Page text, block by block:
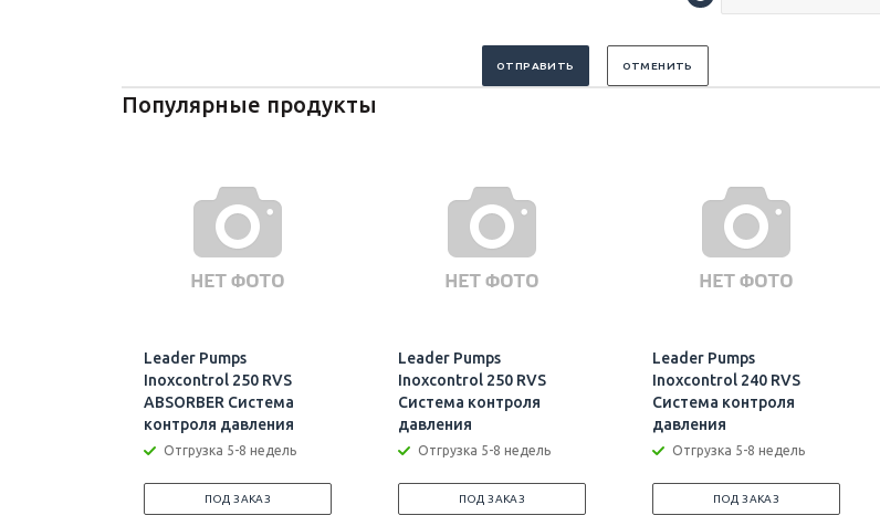
ОТПРАВИТЬ ОТМЕНИТЬ
Популярные продукты
Leader Pumps
Inoxcontrol 250 RVS
ABSORBER Система
контроля давления
Отгрузка 5-8 недель
ПОД ЗАКАЗ
Leader Pumps
Inoxcontrol 250 RVS
Система контроля
давления
Отгрузка 5-8 недель
ПОД ЗАКАЗ
Leader Pumps
Inoxcontrol 240 RVS
Система контроля
давления
Отгрузка 5-8 недель
ПОД ЗАКАЗ